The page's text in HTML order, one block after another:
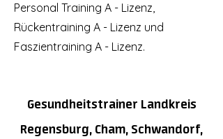
Personal Training A - Lizenz,
Rückentraining A - Lizenz und
Faszientraining A - Lizenz.
Gesundheitstrainer Landkreis
Regensburg, Cham, Schwandorf,